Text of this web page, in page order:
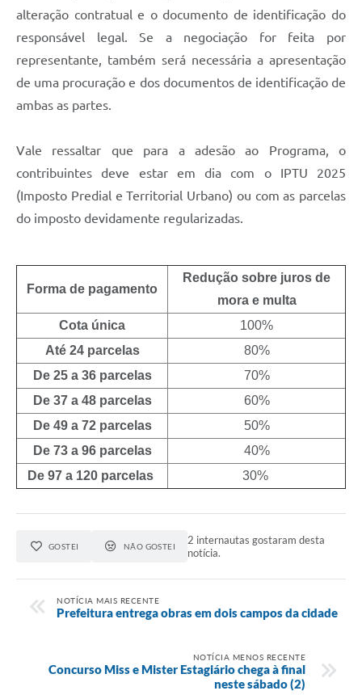
alteração contratual e o documento de identificação do
responsável legal. Se a negociação for feita por
representante, também será necessária a apresentação
de uma procuração e dos documentos de identificação de
ambas as partes.
Vale ressaltar que para a adesão ao Programa, o
contribuintes deve estar em dia com o IPTU 2025
(Imposto Predial e Territorial Urbano) ou com as parcelas
do imposto devidamente regularizadas.
Forma de pagamento
Redução sobre juros de
mora e multa
Cota única
100%
Até 24 parcelas
80%
De 25 a 36 parcelas
70%
De 37 a 48 parcelas
60%
De 49 a 72 parcelas
50%
De 73 a 96 parcelas
40%
De 97 a 120 parcelas
30%
GOSTEI NÃO GOSTEI
2 internautas gostaram desta
notícia.
NOTÍCIA MAIS RECENTE
Prefeitura entrega obras em dois campos da cidade
NOTÍCIA MENOS RECENTE
Concurso Miss e Mister Estagiário chega à final
neste sábado (2)